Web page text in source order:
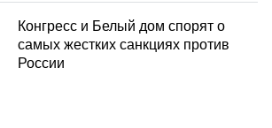
Конгресс и Белый дом спорят о
самых жестких санкциях против
России